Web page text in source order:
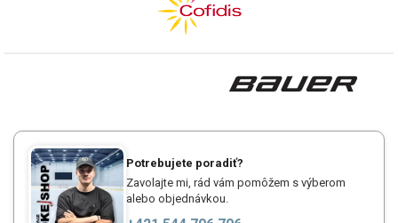
Potrebujete poradiť?
Zavolajte mi, rád vám pomôžem s výberom
alebo objednávkou.